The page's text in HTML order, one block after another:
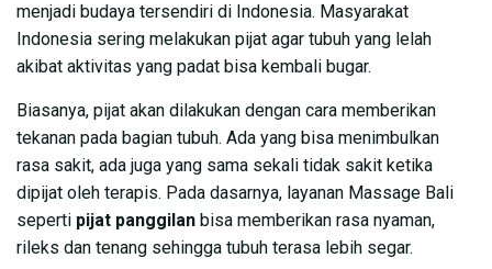
menjadi budaya tersendiri di Indonesia. Masyarakat
Indonesia sering melakukan pijat agar tubuh yang lelah
akibat aktivitas yang padat bisa kembali bugar.
Biasanya, pijat akan dilakukan dengan cara memberikan
tekanan pada bagian tubuh. Ada yang bisa menimbulkan
rasa sakit, ada juga yang sama sekali tidak sakit ketika
dipijat oleh terapis. Pada dasarnya, layanan Massage Bali
seperti pijat panggilan bisa memberikan rasa nyaman,
rileks dan tenang sehingga tubuh terasa lebih segar.